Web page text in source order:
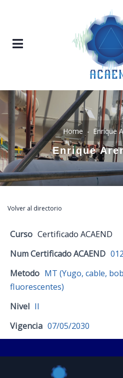
Home Enrique
Enrique
Volver al directorio
Curso Certificado ACAEND
Num Certificado ACAEND
Metodo MT (Yugo, cable,
fluorescentes)
Nivel II
Vigencia 07/05/2030